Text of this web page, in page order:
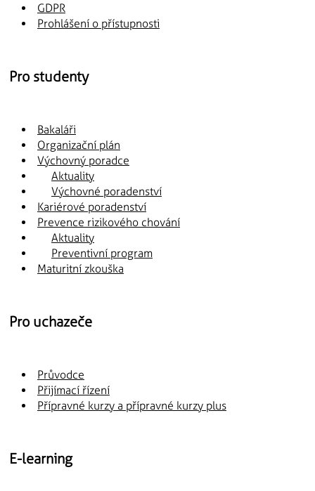
GDPR
Prohlášení o přístupnosti
Pro studenty
Bakaláři
Organizační plán
Výchovný poradce
Aktuality
Výchovné poradenství
Kariérové poradenství
Prevence rizikového chování
Aktuality
Preventivní program
Maturitní zkouška
Pro uchazeče
Průvodce
Přijímací řízení
Přípravné kurzy a přípravné kurzy plus
E-learning